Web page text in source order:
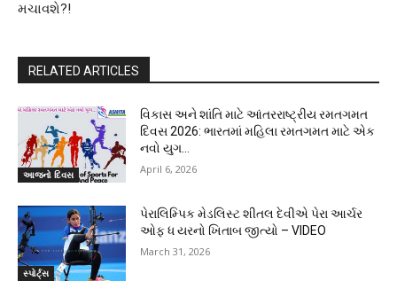
મચાવશે?!
RELATED ARTICLES
આજનો દિવસ
વિકાસ અને શાંતિ માટે આંતરરાષ્ટ્રીય રમતગમત
દિવસ 2026: ભારતમાં મહિલા રમતગમત માટે એક
નવો યુગ…
April 6, 2026
સ્પોર્ટ્સ
પેરાલિમ્પિક મેડલિસ્ટ શીતલ દેવીએ પેરા આર્ચર
ઓફ ધ યરનો ખિતાબ જીત્યો – VIDEO
March 31, 2026